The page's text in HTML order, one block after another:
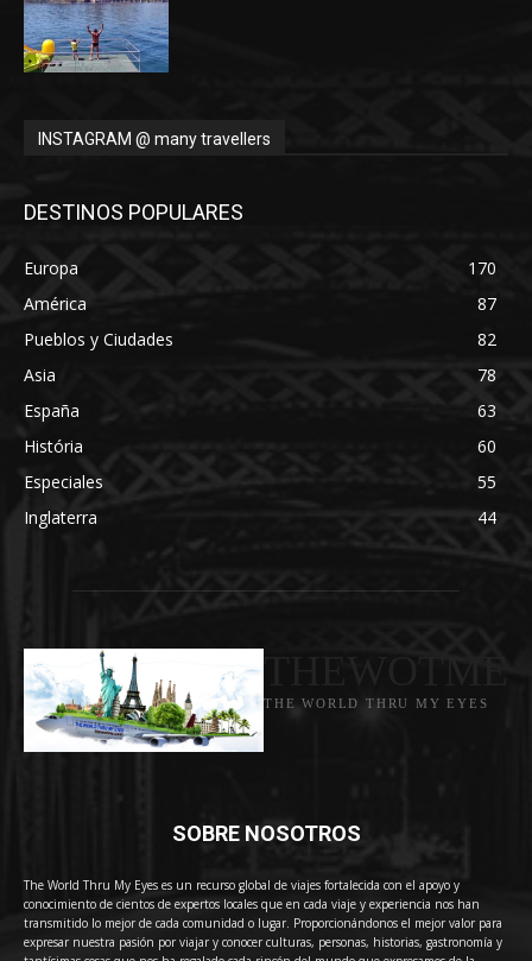
INSTAGRAM @ many travellers
DESTINOS POPULARES
Europa
170
América
87
Pueblos y Ciudades
82
Asia
78
España
63
História
60
Especiales
55
Inglaterra
44
THE WORLD THRU MY EYES
SOBRE NOSOTROS
The World Thru My Eyes es un recurso global de viajes fortalecida con el apoyo y
conocimiento de cientos de expertos locales que en cada viaje y experiencia nos han
transmitido lo mejor de cada comunidad o lugar. Proporcionándonos el mejor valor para
expresar nuestra pasión por viajar y conocer culturas, personas, historias, gastronomía y